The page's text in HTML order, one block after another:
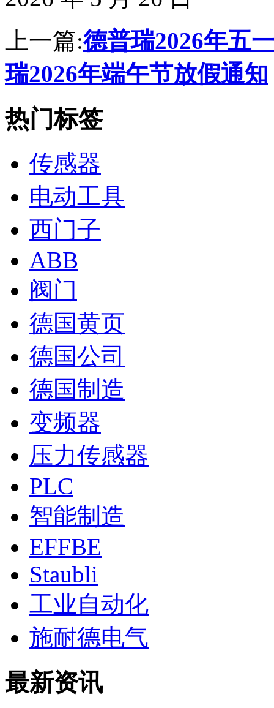
上一篇:德普瑞2026年五
瑞2026年端午节放假通知
热门标签
传感器
电动工具
西门子
ABB
阀门
德国黄页
德国公司
德国制造
变频器
压力传感器
PLC
智能制造
EFFBE
Staubli
工业自动化
施耐德电气
最新资讯